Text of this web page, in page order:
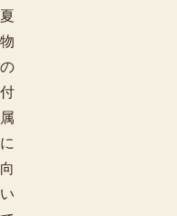
夏
物
の
付
属
に
向
い